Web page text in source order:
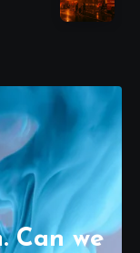
Can we